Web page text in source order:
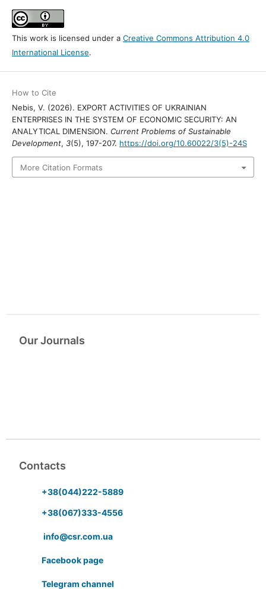
This work is licensed under a Creative Commons Attribution 4.0
International License.
How to Cite
Nebis, V. (2026). EXPORT ACTIVITIES OF UKRAINIAN
ENTERPRISES IN THE SYSTEM OF ECONOMIC SECURITY: AN
ANALYTICAL DIMENSION. Current Problems of Sustainable
Development, 3(5), 197-207. https://doi.org/10.60022/3(5)-24S
More Citation Formats
Our Journals
Contacts
+38(044)222-5889
+38(067)333-4556
info@csr.com.ua
Facebook page
Telegram channel